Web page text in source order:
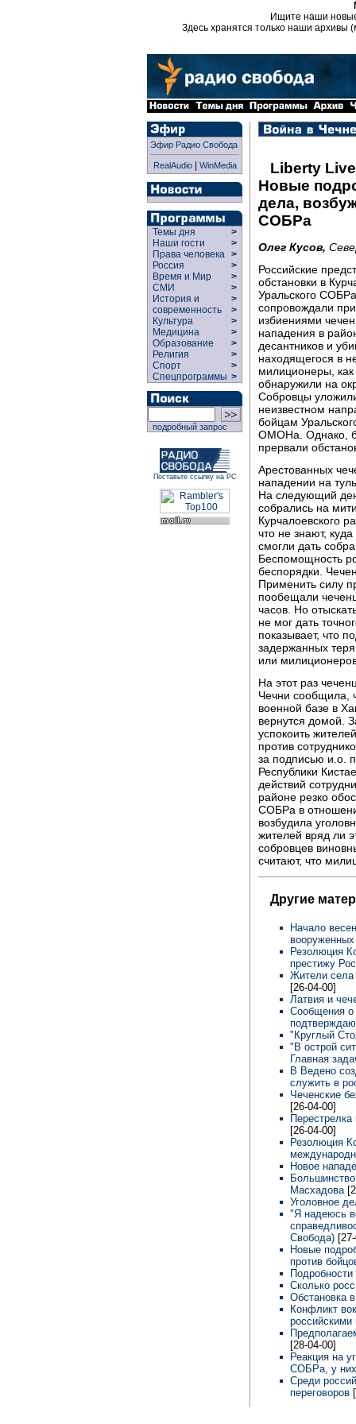
Ищите наши
Здесь хранятся только наши архивы
Эфир Радио Свобода
RealAudio| WinMedia
Темы дня
>
Наши гости
>
Права человека >
Россия
>
Время и Мир
>
СМИ
>
История и
современность
>
>
Культура
>
Медицина
>
Образование
>
Религия
>
Спорт
>
Спецпрограммы >
подробный запрос
Поставьте ссылку на РС
Liberty
Новые
дела,
СОБРа
Олег Кусов,
Российские
обстановки в
Уральского
сопровождали
избиениями
нападения в
десантников и
находящегося в
милиционеры, как
обнаружили на
Собровцы
неизвестном
бойцам
ОМОНа. Однако,
прервали
Арестованных
нападении на
На следующий
собрались на
Курчалоевского
что не знают,
смогли дать
Беспомощность
беспорядки.
Применить силу
пообещали
часов. Но
не мог дать
показывает, что
задержанных
или
На этот раз
Чечни сообщила,
военной базе в
вернутся домой.
успокоить
против
за подписью и.о.
Республики
действий
районе резко
СОБРа в
возбудила
жителей вряд ли
собровцев
считают, что
Другие
Начало
Резолюция
престижу
Жители села
[26-04-00]
Латвия и
Сообщения о
"Круглый
"В острой
Главная
В Ведено
служить в
Чеченские
[26-04-00]
[26-04-00]
Резолюция
Новое
Масхадова
Уголовное
"Я надеюсь
Свобода)
Новые
против
Сколько
Обстановка
Конфликт
российскими
[28-04-00]
Реакция на
СОБРа, у
Среди
переговоров